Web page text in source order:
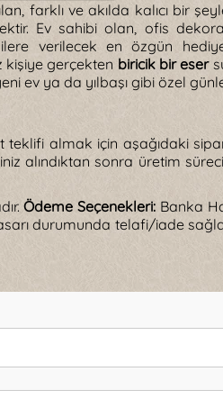
farklı ve akılda kalıcı bir
Ev sahibi olan, ofis
verilecek en özgün
kişiye gerçekten biricik bir eser
ev ya da yılbaşı gibi özel
almak için aşağıdaki
alındıktan sonra üretim
Ödeme Seçenekleri: Banka
durumunda telafi/iade